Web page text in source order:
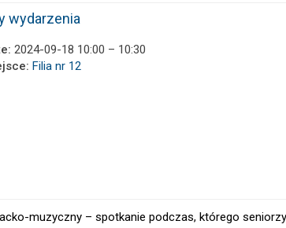
wydarzenia
2024-09-18 10:00 – 10:30
Filia nr 12
muzyczny – spotkanie podczas, którego